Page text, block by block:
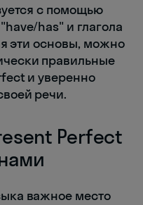
с помощью
has" и глагола
эти основы, можно
правильные
и уверенно
речи.
Perfect
важное место